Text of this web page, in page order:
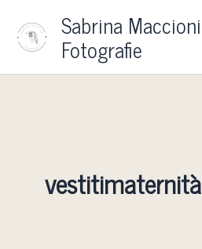
contenuto
Sabrina Maccioni
Fotografie
vestitimaternità